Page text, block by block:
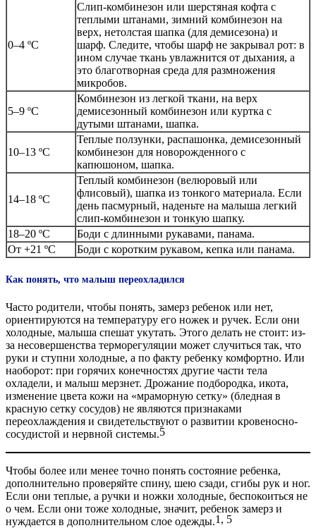
0–4 ºС
Слип-комбинезон или шерстяная кофта с
теплыми штанами, зимний комбинезон на
верх, нетолстая шапка (для демисезона) и
шарф. Следите, чтобы шарф не закрывал рот: в
ином случае ткань увлажнится от дыхания, а
это благотворная среда для размножения
микробов.
5–9 ºС
Комбинезон из легкой ткани, на верх
демисезонный комбинезон или куртка с
дутыми штанами, шапка.
10–13 ºС
Теплые ползунки, распашонка, демисезонный
комбинезон для новорожденного с
капюшоном, шапка.
14–18 ºС
Теплый комбинезон (велюровый или
флисовый), шапка из тонкого материала. Если
день пасмурный, наденьте на малыша легкий
слип-комбинезон и тонкую шапку.
18–20 ºС
Боди с длинными рукавами, панама.
От +21 ºС
Боди с коротким рукавом, кепка или панама.
Как понять, что малыш переохладился
Часто родители, чтобы понять, замерз ребенок или нет,
ориентируются на температуру его ножек и ручек. Если они
холодные, малыша спешат укутать. Этого делать не стоит: из-
за несовершенства терморегуляции может случиться так, что
руки и ступни холодные, а по факту ребенку комфортно. Или
наоборот: при горячих конечностях другие части тела
охладели, и малыш мерзнет. Дрожание подбородка, икота,
изменение цвета кожи на «мраморную сетку» (бледная в
красную сетку сосудов) не являются признаками
переохлаждения и свидетельствуют о развитии кровеносно-
сосудистой и нервной системы.5
Чтобы более или менее точно понять состояние ребенка,
дополнительно проверяйте спину, шею сзади, сгибы рук и ног.
Если они теплые, а ручки и ножки холодные, беспокоиться не
о чем. Если они тоже холодные, значит, ребенок замерз и
нуждается в дополнительном слое одежды.1, 5